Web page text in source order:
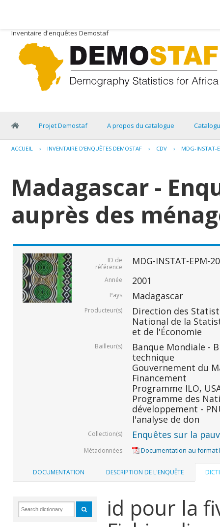
Inventaire d'enquêtes Demostaf
Projet Demostaf A propos du catalogue
ACCUEIL › INVENTAIRE D'ENQUÊTES DEMOSTAF › CDV › MDG-INSTAT-
Madagascar -
auprès des
ID de
référence
MDG-INSTAT-EPM-
Année 2001
Pays Madagascar
Producteur(s)
Direction des
National de la
et de l'Économie
Bailleur(s)
Banque Mondiale -
technique
Gouvernement du
Financement
Programme ILO,
Programme des
développement -
l'analyse de don
Collection(s) Enquêtes sur la
Métadonnées Documentation au format
DOCUMENTATION DESCRIPTION DE L'ENQUÊTE
id pour la